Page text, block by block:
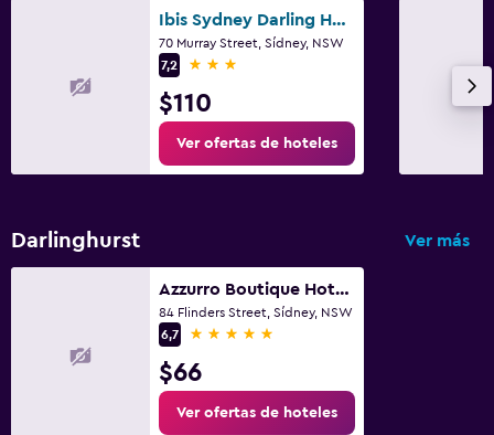
Ibis Sydney Darling Harbour
70 Murray Street, Sídney, NSW
7,2
3 estrellas
$110
Ver ofertas de hoteles
Darlinghurst Ver más
Azzurro Boutique Hotel - Surry Hills
84 Flinders Street, Sídney, NSW
6,7
5 estrellas
$66
Ver ofertas de hoteles